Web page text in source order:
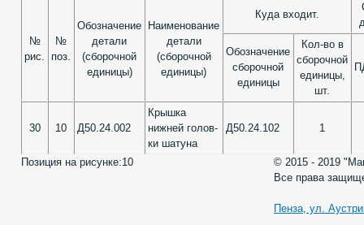
№
рис.
№
поз.
Обозначение
детали
(сборочной
единицы)
Наименование
детали
(сборочной
единицы)
Куда входит.
Обозначение
сборочной
единицы
Кол-во в
сборочной
единицы,
шт.
30 10 Д50.24.002
Крышка
нижней голов-
ки шатуна
Д50.24.102 1
© 2015 - 2019
Все права
Пенза, ул.
Позиция на рисунке:10